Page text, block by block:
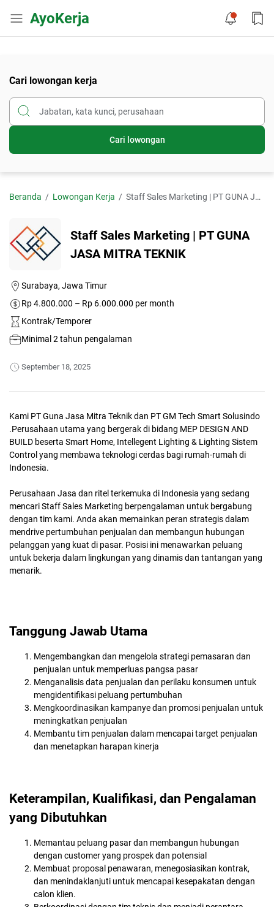
AyoKerja
Cari lowongan kerja
Cari lowongan
Beranda Lowongan Kerja Staff Sales Marketing | PT GUNA JASA MITRA TEKNIK
Staff Sales Marketing | PT GUNA
JASA MITRA TEKNIK
Surabaya, Jawa Timur
Rp 4.800.000 – Rp 6.000.000 per month
Kontrak/Temporer
Minimal 2 tahun pengalaman
September 18, 2025
Kami PT Guna Jasa Mitra Teknik dan PT GM Tech Smart Solusindo
.Perusahaan utama yang bergerak di bidang MEP DESIGN AND
BUILD beserta Smart Home, Intellegent Lighting & Lighting Sistem
Control yang membawa teknologi cerdas bagi rumah-rumah di
Indonesia.
Perusahaan Jasa dan ritel terkemuka di Indonesia yang sedang
mencari Staff Sales Marketing berpengalaman untuk bergabung
dengan tim kami. Anda akan memainkan peran strategis dalam
mendrive pertumbuhan penjualan dan membangun hubungan
pelanggan yang kuat di pasar. Posisi ini menawarkan peluang
untuk bekerja dalam lingkungan yang dinamis dan tantangan yang
menarik.
Tanggung Jawab Utama
Mengembangkan dan mengelola strategi pemasaran dan
penjualan untuk memperluas pangsa pasar
Menganalisis data penjualan dan perilaku konsumen untuk
mengidentifikasi peluang pertumbuhan
Mengkoordinasikan kampanye dan promosi penjualan untuk
meningkatkan penjualan
Membantu tim penjualan dalam mencapai target penjualan
dan menetapkan harapan kinerja
Keterampilan, Kualifikasi, dan Pengalaman
yang Dibutuhkan
Memantau peluang pasar dan membangun hubungan
dengan customer yang prospek dan potensial
Membuat proposal penawaran, menegosiasikan kontrak,
dan menindaklanjuti untuk mencapai kesepakatan dengan
calon klien.